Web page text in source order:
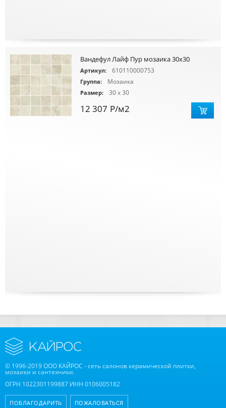
Вандефул Лайф Пур мозаика 30х30
Артикул: 610110000753
Группа: Мозаика
Размер: 30 x 30
12 307 Р/м2
© 1996-2019 ООО КАЙРОС - сеть салонов керамической плитки,
мозаики и сантехники.
ОГРН 1022301199887 ИНН 0106005182
ПОБЛАГОДАРИТЬ ПОЖАЛОВАТЬСЯ